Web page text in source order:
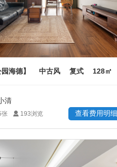
园海德】 中古风 复式 128㎡
清
张 193浏览 查看费用明细